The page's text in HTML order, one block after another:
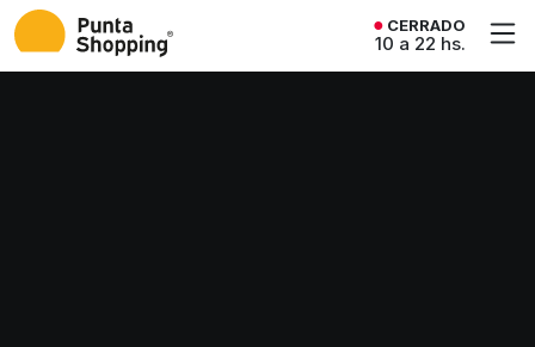
CERRADO
10 a 22 hs.